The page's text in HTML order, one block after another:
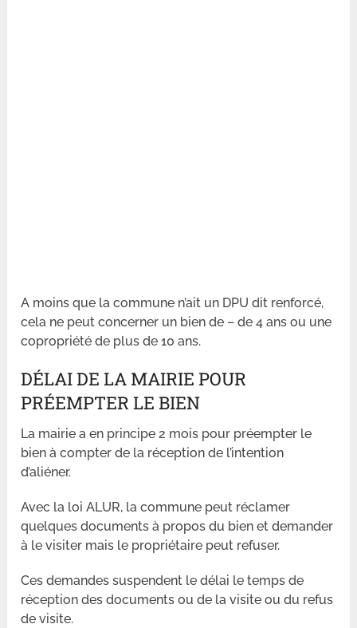
A moins que la commune n’ait un DPU dit renforcé,
cela ne peut concerner un bien de – de 4 ans ou une
copropriété de plus de 10 ans.
DÉLAI DE LA MAIRIE POUR
PRÉEMPTER LE BIEN
La mairie a en principe 2 mois pour préempter le
bien à compter de la réception de l’intention
d’aliéner.
Avec la loi ALUR, la commune peut réclamer
quelques documents à propos du bien et demander
à le visiter mais le propriétaire peut refuser.
Ces demandes suspendent le délai le temps de
réception des documents ou de la visite ou du refus
de visite.